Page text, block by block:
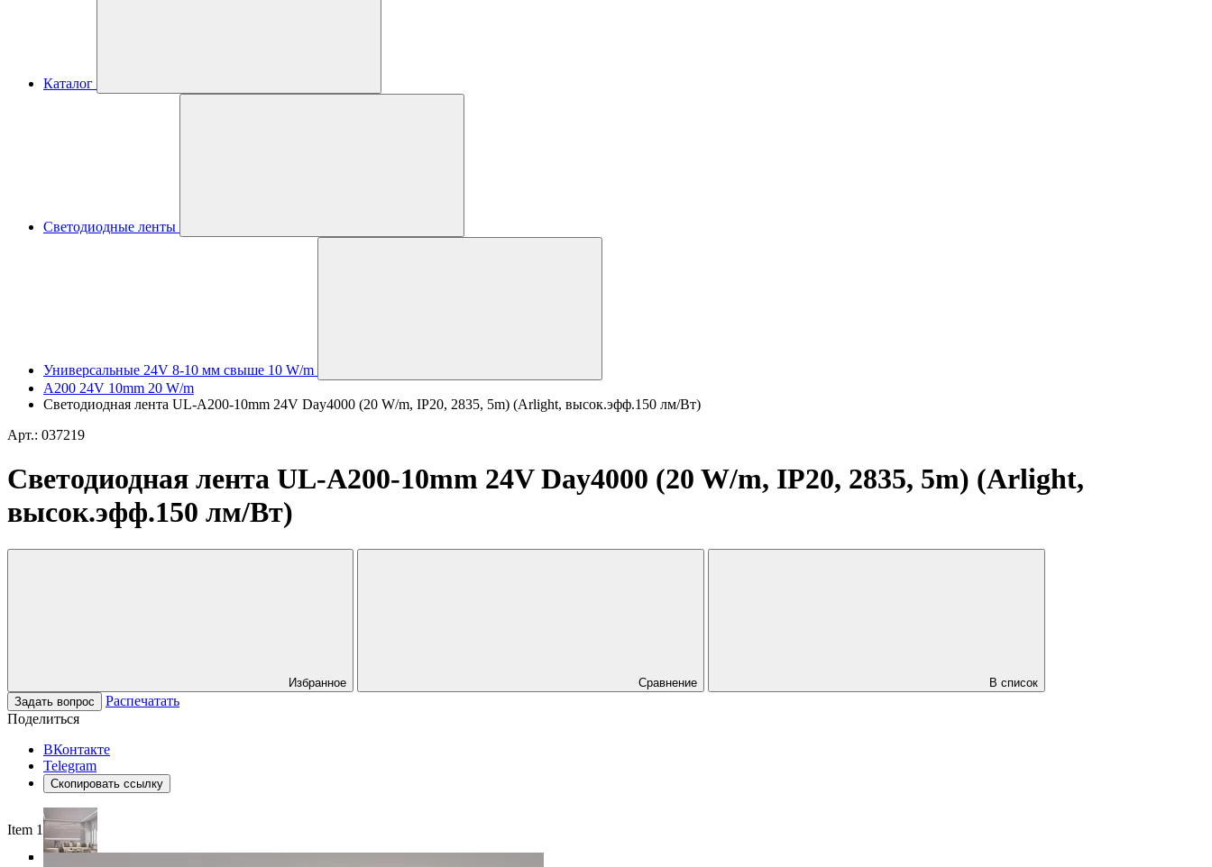
Каталог
Светодиодные ленты
Универсальные 24V 8-10 мм свыше 10 W/m
A200 24V 10mm 20 W/m
Светодиодная лента UL-A200-10mm 24V Day4000 (20 W/m, IP20, 2835, 5m) (Arlight, высок.эфф.150 лм/Вт)
Арт.: 037219
Светодиодная лента UL-A200-10mm 24V Day4000 (20 W/m, IP20, 2835, 5m) (Arlight,
высок.эфф.150 лм/Вт)
Избранное Сравнение
В список
Задать вопрос
Распечатать
Поделиться
ВКонтакте
Telegram
Скопировать ссылку
Item 1 of 5